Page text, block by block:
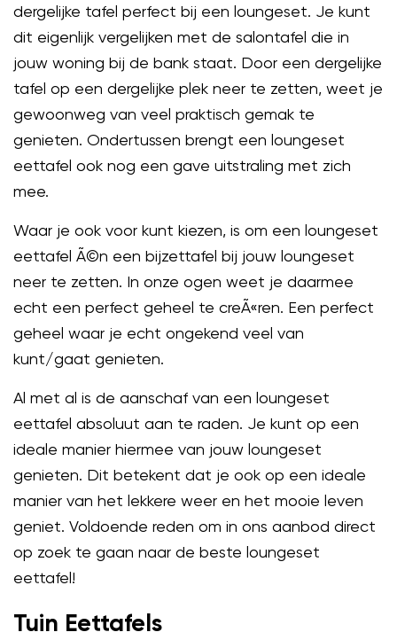
dergelijke tafel perfect bij een loungeset. Je kunt
dit eigenlijk vergelijken met de salontafel die in
jouw woning bij de bank staat. Door een dergelijke
tafel op een dergelijke plek neer te zetten, weet je
gewoonweg van veel praktisch gemak te
genieten. Ondertussen brengt een loungeset
eettafel ook nog een gave uitstraling met zich
mee.
Waar je ook voor kunt kiezen, is om een loungeset
eettafel Ã©n een bijzettafel bij jouw loungeset
neer te zetten. In onze ogen weet je daarmee
echt een perfect geheel te creÃ«ren. Een perfect
geheel waar je echt ongekend veel van
kunt/gaat genieten.
Al met al is de aanschaf van een loungeset
eettafel absoluut aan te raden. Je kunt op een
ideale manier hiermee van jouw loungeset
genieten. Dit betekent dat je ook op een ideale
manier van het lekkere weer en het mooie leven
geniet. Voldoende reden om in ons aanbod direct
op zoek te gaan naar de beste loungeset
eettafel!
Tuin Eettafels